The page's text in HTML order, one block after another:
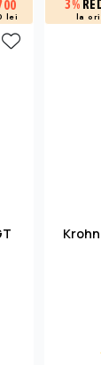
lei
3%
la